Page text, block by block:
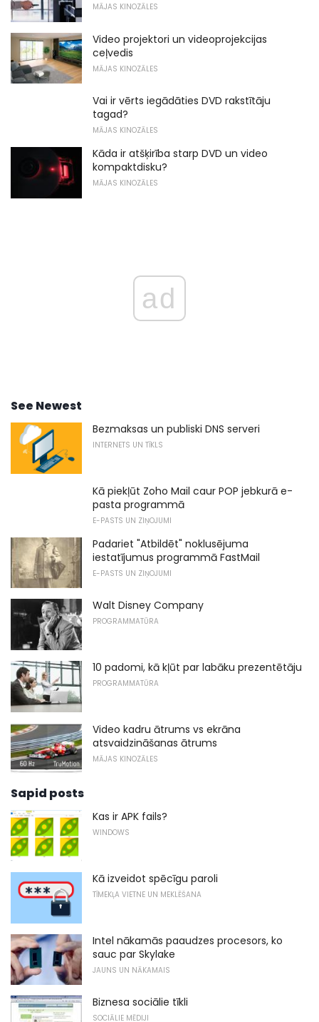
MĀJAS KINOZĀLES
Video projektori un videoprojekcijas
ceļvedis
MĀJAS KINOZĀLES
Vai ir vērts iegādāties DVD rakstītāju
tagad?
MĀJAS KINOZĀLES
Kāda ir atšķirība starp DVD un video
kompaktdisku?
MĀJAS KINOZĀLES
ad
See Newest
Bezmaksas un publiski DNS serveri
INTERNETS UN TĪKLS
Kā piekļūt Zoho Mail caur POP jebkurā e-
pasta programmā
E-PASTS UN ZIŅOJUMI
Padariet "Atbildēt" noklusējuma
iestatījumus programmā FastMail
E-PASTS UN ZIŅOJUMI
Walt Disney Company
PROGRAMMATŪRA
10 padomi, kā kļūt par labāku prezentētāju
PROGRAMMATŪRA
Video kadru ātrums vs ekrāna
atsvaidzināšanas ātrums
MĀJAS KINOZĀLES
Sapid posts
Kas ir APK fails?
WINDOWS
Kā izveidot spēcīgu paroli
TĪMEKĻA VIETNE UN MEKLĒŠANA
Intel nākamās paaudzes procesors, ko
sauc par Skylake
JAUNS UN NĀKAMAIS
Biznesa sociālie tīkli
SOCIĀLIE MĒDIJI